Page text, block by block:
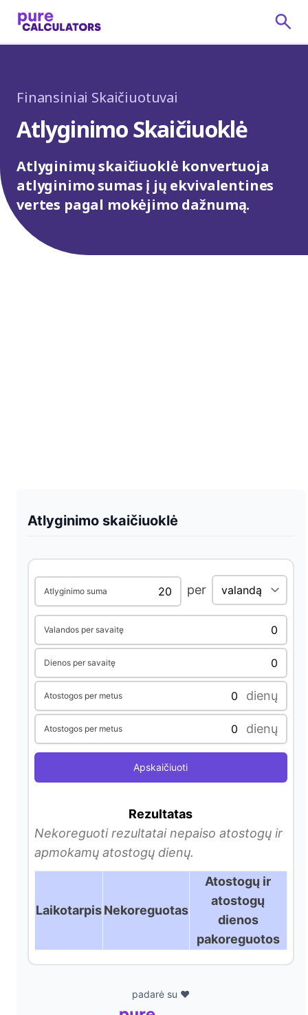
Finansiniai Skaičiuotuvai
Atlyginimo Skaičiuoklė
Atlyginimų skaičiuoklė konvertuoja
atlyginimo sumas į jų ekvivalentines
vertes pagal mokėjimo dažnumą.
Atlyginimo skaičiuoklė
Atlyginimo suma per
Valandos per savaitę
Dienos per savaitę
Atostogos per metus dienų
Atostogos per metus dienų
Apskaičiuoti
Rezultatas
Nekoreguoti rezultatai nepaiso atostogų ir
apmokamų atostogų dienų.
LaikotarpisNekoreguotas
Atostogų ir
atostogų
dienos
pakoreguotos
padarė su ❤️